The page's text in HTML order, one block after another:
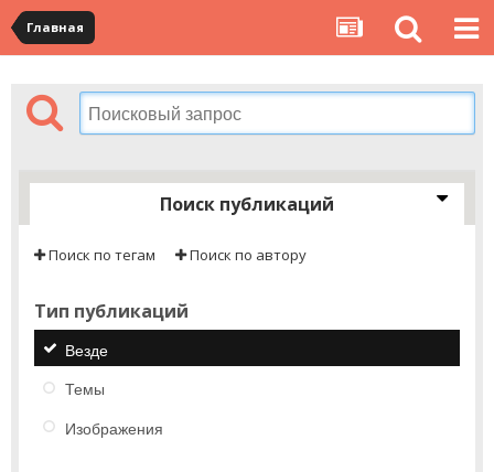
Главная
Поиск публикаций
Поиск по тегам Поиск по автору
Тип публикаций
Везде
Темы
Изображения